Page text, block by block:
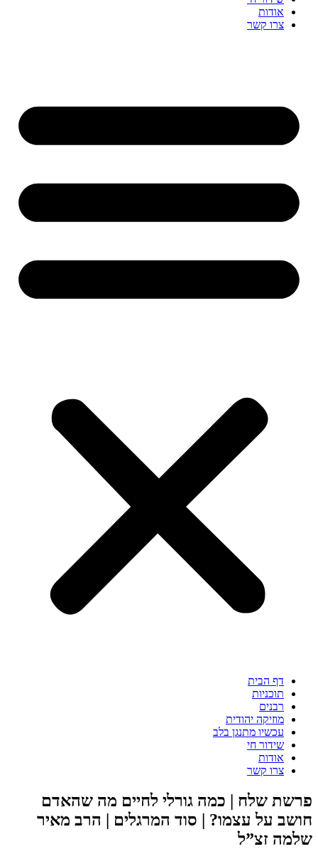
אודות
צרו קשר
דף הבית
תוכניות
רבנים
מוזיקה יהודית
עכשיו מתנגן בלב
שידור חי
אודות
צרו קשר
פרשת שלח | כמה גורלי לחיים מה שהאדם
חושב על עצמו? | סוד המרגלים | הרב מאיר
שלמה זצ”ל